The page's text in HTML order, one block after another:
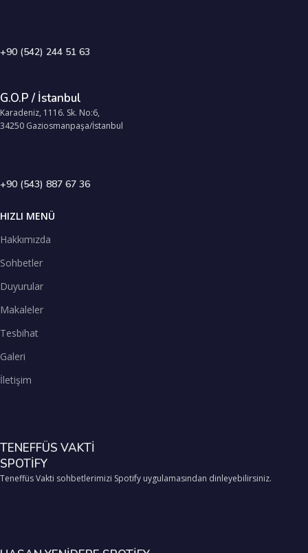
+90 (542) 244 51 63
G.O.P / İstanbul
Karadeniz, 1116. Sk. No:6,
34250 Gaziosmanpaşa/İstanbul
+90 (543) 887 67 36
HIZLI MENÜ
Hakkımızda
Sohbetler
Duyurular
Makaleler
Tesbihat
Galeri
İletişim
TENEFFÜS VAKTİ
SPOTİFY
Teneffüs Vakti sohbetlerimizi Spotify uygulamasından dinleyebilirsiniz.